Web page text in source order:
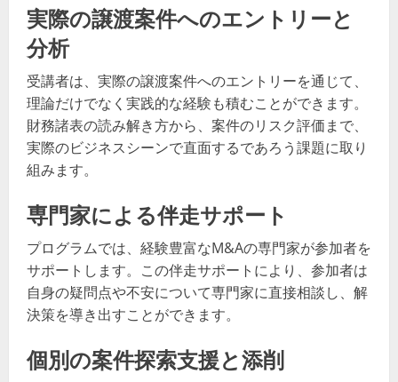
実際の譲渡案件へのエントリーと
分析
受講者は、実際の譲渡案件へのエントリーを通じて、
理論だけでなく実践的な経験も積むことができます。
財務諸表の読み解き方から、案件のリスク評価まで、
実際のビジネスシーンで直面するであろう課題に取り
組みます。
専門家による伴走サポート
プログラムでは、経験豊富なM&Aの専門家が参加者を
サポートします。この伴走サポートにより、参加者は
自身の疑問点や不安について専門家に直接相談し、解
決策を導き出すことができます。
個別の案件探索支援と添削